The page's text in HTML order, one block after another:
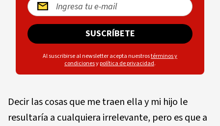
SUSCRÍBETE
Al suscribirse al newsletter acepta nuestrostérminos y
condicionesypolítica de privacidad.
Decir las cosas que me traen ella y mi hijo le
resultaría a cualquiera irrelevante, pero es que a